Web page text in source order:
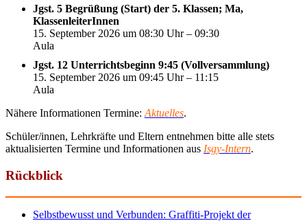
Jgst. 5 Begrüßung (Start) der 5. Klassen; Ma,
KlassenleiterInnen
15. September 2026 um 08:30 Uhr – 09:30
Aula
Jgst. 12 Unterrichtsbeginn 9:45 (Vollversammlung)
15. September 2026 um 09:45 Uhr – 11:15
Aula
Nähere Informationen Termine: Aktuelles.
Schüler/innen, Lehrkräfte und Eltern entnehmen bitte alle stets
aktualisierten Termine und Informationen aus Isgy-Intern.
Rückblick
Selbstbewusst und Verbunden: Graffiti-Projekt der